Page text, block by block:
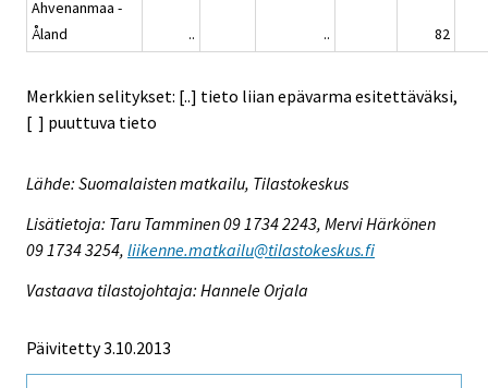
Ahvenanmaa -
Åland
.. .. 82
Merkkien selitykset: [..] tieto liian epävarma esitettäväksi,
[ ] puuttuva tieto
Lähde: Suomalaisten matkailu, Tilastokeskus
Lisätietoja: Taru Tamminen 09 1734 2243, Mervi Härkönen
09 1734 3254, liikenne.matkailu@tilastokeskus.fi
Vastaava tilastojohtaja: Hannele Orjala
Päivitetty 3.10.2013